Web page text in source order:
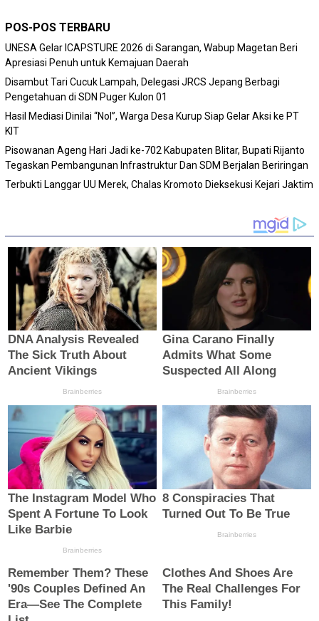
POS-POS TERBARU
‎UNESA Gelar ICAPSTURE 2026 di Sarangan, Wabup Magetan Beri
Apresiasi Penuh untuk Kemajuan Daerah
Disambut Tari Cucuk Lampah, Delegasi JRCS Jepang Berbagi
Pengetahuan di SDN Puger Kulon 01
Hasil Mediasi Dinilai “Nol”, Warga Desa Kurup Siap Gelar Aksi ke PT
KIT
Pisowanan Ageng Hari Jadi ke-702 Kabupaten Blitar, Bupati Rijanto
Tegaskan Pembangunan Infrastruktur Dan SDM Berjalan Beriringan
Terbukti Langgar UU Merek, Chalas Kromoto Dieksekusi Kejari Jaktim